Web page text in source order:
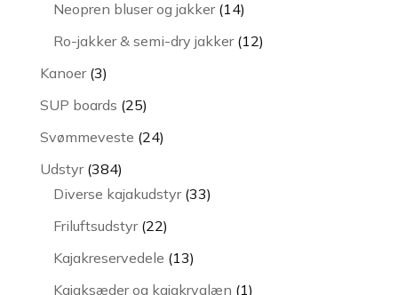
Neopren bluser og jakker 1414
varer
Ro-jakker & semi-dry jakker 1212
Kanoer 33
varer
SUP boards 2525
varer
Svømmeveste 2424
Udstyr 384384
varer
Diverse kajakudstyr 3333
Friluftsudstyr 2222
varer
Kajakreservedele 1313
varer
Kajaksæder og kajakryglæn 11